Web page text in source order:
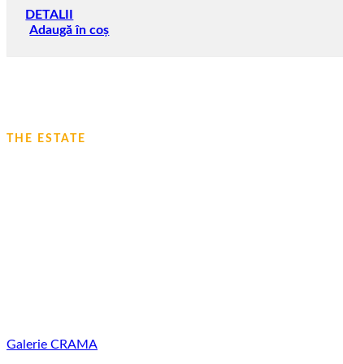
DETALII
Adaugă în coș
THE ESTATE
Galerie CRAMA